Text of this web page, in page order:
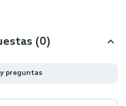
(0)
preguntas